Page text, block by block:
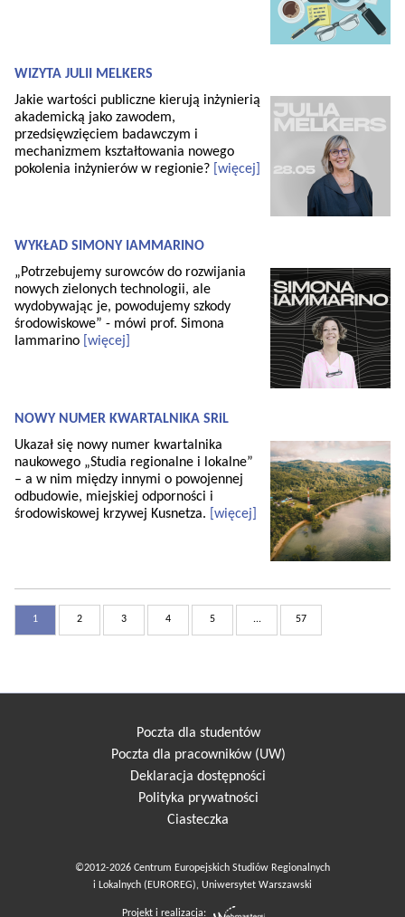
WIZYTA JULII MELKERS
Jakie wartości publiczne kierują inżynierią
akademicką jako zawodem,
przedsięwzięciem badawczym i
mechanizmem kształtowania nowego
pokolenia inżynierów w regionie? [więcej]
WYKŁAD SIMONY IAMMARINO
„Potrzebujemy surowców do rozwijania
nowych zielonych technologii, ale
wydobywając je, powodujemy szkody
środowiskowe” - mówi prof. Simona
Iammarino [więcej]
NOWY NUMER KWARTALNIKA SRiL
Ukazał się nowy numer kwartalnika
naukowego „Studia regionalne i lokalne”
– a w nim między innymi o powojennej
odbudowie, miejskiej odporności i
środowiskowej krzywej Kusnetza.
[więcej]
1 2 3 4 5 ... 57
Poczta dla studentów
Poczta dla pracowników (UW)
Deklaracja dostępności
Polityka prywatności
Ciasteczka
©2012-2026 Centrum Europejskich Studiów Regionalnych
i Lokalnych (EUROREG), Uniwersytet Warszawski
Projekt i realizacja: